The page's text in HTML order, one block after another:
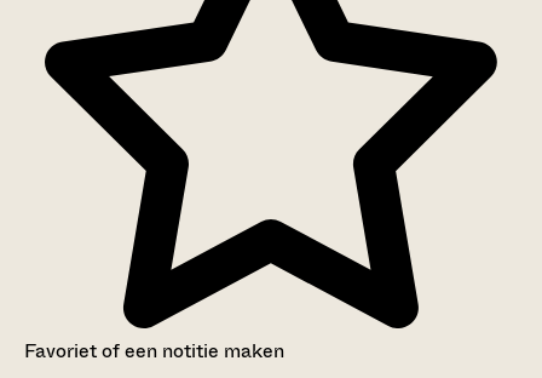
Favoriet of een notitie maken